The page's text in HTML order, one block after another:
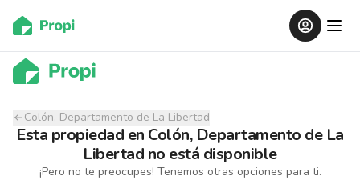
Colón, Departamento de La Libertad
Esta propiedad en Colón, Departamento de La
Libertad no está disponible
¡Pero no te preocupes! Tenemos otras opciones para ti.